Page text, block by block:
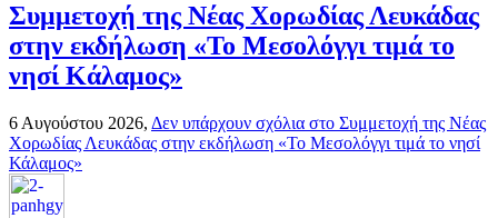
Συμμετοχή της Νέας Χορωδίας Λευκάδας
στην εκδήλωση «Το Μεσολόγγι τιμά το
νησί Κάλαμος»
6 Αυγούστου 2026, Δεν υπάρχουν σχόλια στο Συμμετοχή της Νέας
Χορωδίας Λευκάδας στην εκδήλωση «Το Μεσολόγγι τιμά το νησί
Κάλαμος»